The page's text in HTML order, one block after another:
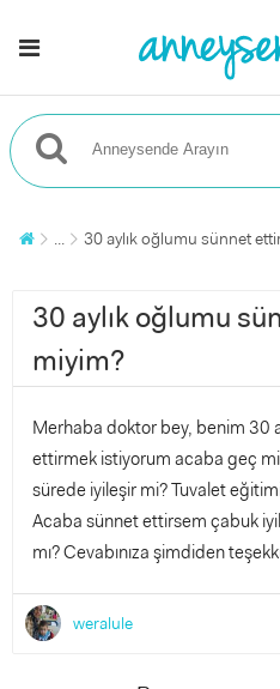
... 30 aylık oğlumu sünnet
30 aylık oğlumu
miyim?
Merhaba doktor bey, benim 30
ettirmek istiyorum acaba geç mi
sürede iyileşir mi? Tuvalet
Acaba sünnet ettirsem çabuk
mı? Cevabınıza şimdiden
weralule